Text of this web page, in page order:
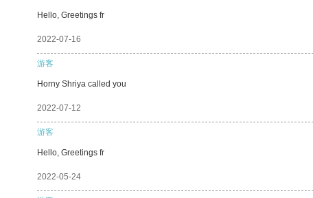
Hello, Greetings fr
2022-07-16
游客
Horny Shriya called you
2022-07-12
游客
Hello, Greetings fr
2022-05-24